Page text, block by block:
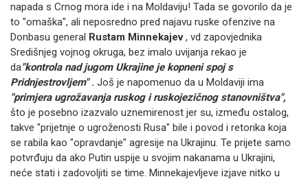
napada s Crnog mora ide i na Moldaviju! Tada se govorilo da je
to "omaška", ali neposredno pred najavu ruske ofenzive na
Donbasu general Rustam Minnekajev, vd zapovjednika
Središnjeg vojnog okruga, bez imalo uvijanja rekao je
da"kontrola nad jugom Ukrajine je kopneni spoj s
Pridnjestrovljem". Još je napomenuo da u Moldaviji ima
"primjera ugrožavanja ruskog i ruskojezičnog stanovništva",
što je posebno izazvalo uznemirenost jer su, između ostalog,
takve "prijetnje o ugroženosti Rusa" bile i povod i retorika koja
se rabila kao "opravdanje" agresije na Ukrajinu. Te prijete samo
potvrđuju da ako Putin uspije u svojim nakanama u Ukrajini,
neće stati i zadovoljiti se time. Minnekajevljeve izjave nitko u